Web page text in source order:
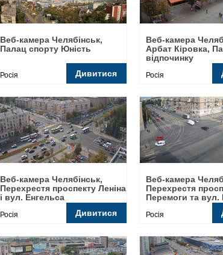
Веб-камера Челябінськ,
Палац спорту Юність
Росія Дивитися
Веб-камера
Арбат Кіровка,
відпочинку
Росія
Веб-камера Челябінськ,
Перехрестя проспекту Леніна
і вул. Енгельса
Росія Дивитися
Веб-камера
Перехрестя
Перемоги та вул.
Росія